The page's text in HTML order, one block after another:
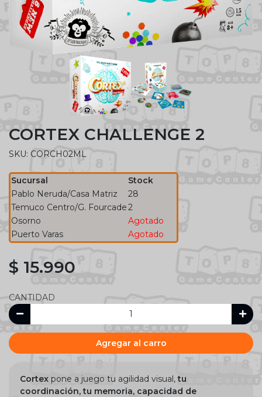
CORTEX CHALLENGE 2
SKU: CORCH02ML
Sucursal
Stock
Pablo Neruda/Casa Matriz
28
Temuco Centro/G. Fourcade2
Osorno
Agotado
Puerto Varas
Agotado
$ 15.990
CANTIDAD
Agregar al carro
Cortex pone a juego tu agilidad visual,tu
coordinación, tu memoria, capacidad de